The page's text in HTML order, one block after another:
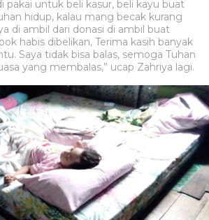
pakai untuk beli kasur, beli kayu buat
hidup, kalau mang becak kurang
di ambil dari donasi di ambil buat
habis dibelikan, Terima kasih banyak
Saya tidak bisa balas, semoga Tuhan
yang membalas,” ucap Zahriya lagi.